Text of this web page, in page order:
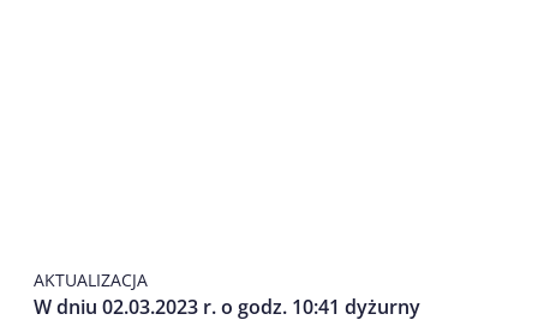
AKTUALIZACJA
W dniu 02.03.2023 r. o godz. 10:41 dyżurny